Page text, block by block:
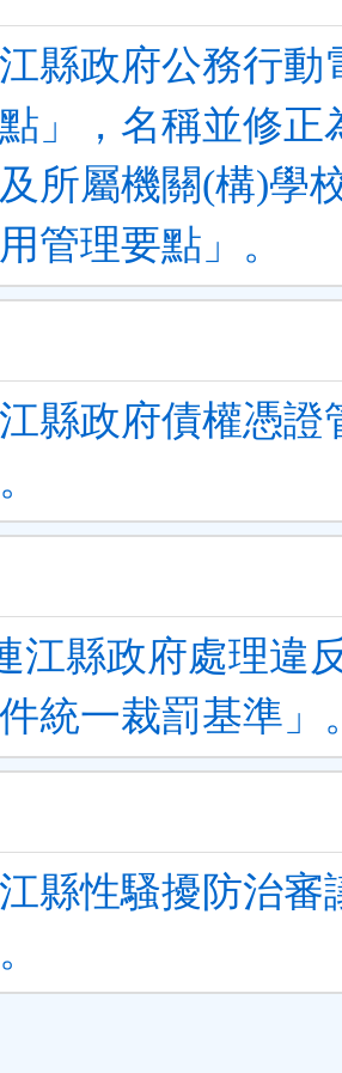
縣政府公務行動
」，名稱並修正
所屬機關(構)學
管理要點」。
縣政府債權憑證
江縣政府處理違
統一裁罰基準」
縣性騷擾防治審